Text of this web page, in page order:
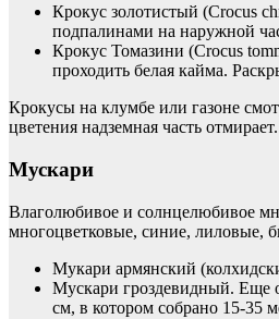
Крокус золотистый (Crocus
подпалинами на наружной
Крокус Томазини (Crocus
проходить белая кайма.
Крокусы на клумбе или газоне
цветения надземная часть
Мускари
Влаголюбивое и солнцелюбивое
многоцветковые, синие, лиловые,
Мукари армянский
Мускари гроздевидный. Еще
см, в котором собрано 15-35